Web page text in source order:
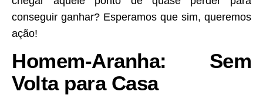
conseguir ganhar? Esperamos que sim, queremos
ação!
Homem-Aranha: Sem
Volta para Casa